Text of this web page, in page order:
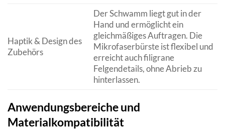
Haptik & Design des
Zubehörs
Der Schwamm liegt gut in der
Hand und ermöglicht ein
gleichmäßiges Auftragen. Die
Mikrofaserbürste ist flexibel und
erreicht auch filigrane
Felgendetails, ohne Abrieb zu
hinterlassen.
Anwendungsbereiche und
Materialkompatibilität